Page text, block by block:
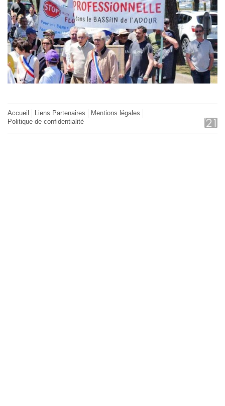
Accueil Liens Partenaires
Mentions légales
Politique de confidentialité